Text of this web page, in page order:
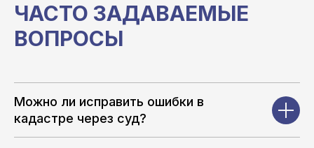
ЧАСТО ЗАДАВАЕМЫЕ
ВОПРОСЫ
Можно ли исправить ошибки в
кадастре через суд?